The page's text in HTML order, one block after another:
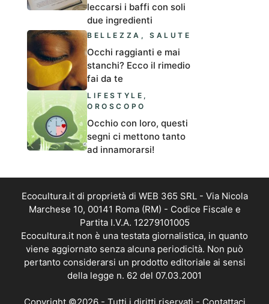
leccarsi i baffi con soli
due ingredienti
BELLEZZA ,SALUTE
Occhi raggianti e mai
stanchi? Ecco il rimedio
fai da te
LIFESTYLE ,
OROSCOPO
Occhio con loro, questi
segni ci mettono tanto
ad innamorarsi!
Ecocultura.it di proprietà di WEB 365 SRL - Via Nicola
Marchese 10, 00141 Roma (RM) - Codice Fiscale e
Partita I.V.A. 12279101005
Ecocultura.it non è una testata giornalistica, in quanto
viene aggiornato senza alcuna periodicità. Non può
pertanto considerarsi un prodotto editoriale ai sensi
della legge n. 62 del 07.03.2001